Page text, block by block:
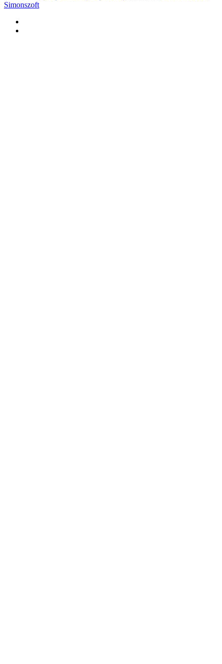
Simonszoft